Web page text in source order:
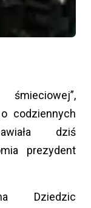
codziennych
dziś
prezydent
Dziedzic